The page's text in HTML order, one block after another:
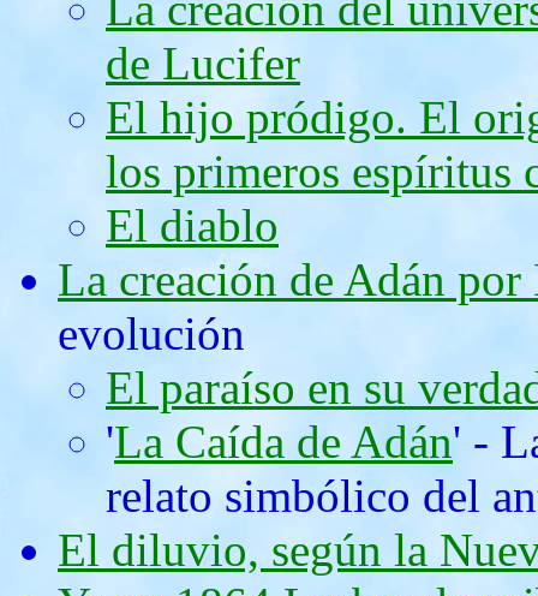
de Lucifer
El hijo pródigo. El
los primeros espíritus
El diablo
La creación de Adán por
evolución
El paraíso en su
'La Caída de Adán' -
relato simbólico del
El diluvio, según la